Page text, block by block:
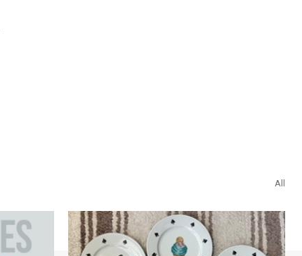
All